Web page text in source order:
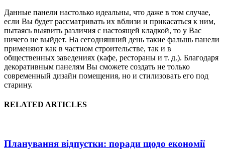
Данные панели настолько идеальны, что даже в том случае,
если Вы будет рассматривать их вблизи и прикасаться к ним,
пытаясь выявить различия с настоящей кладкой, то у Вас
ничего не выйдет. На сегодняшний день такие фальшь панели
применяют как в частном строительстве, так и в
общественных заведениях (кафе, рестораны и т. д.). Благодаря
декоративным панелям Вы сможете создать не только
современный дизайн помещения, но и стилизовать его под
старину.
RELATED ARTICLES
Планування відпустки: поради щодо економії